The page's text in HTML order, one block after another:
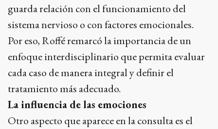
guarda relación con el funcionamiento del
sistema nervioso o con factores emocionales.
Por eso, Roffé remarcó la importancia de un
enfoque interdisciplinario que permita evaluar
cada caso de manera integral y definir el
tratamiento más adecuado.
La influencia de las emociones
Otro aspecto que aparece en la consulta es el